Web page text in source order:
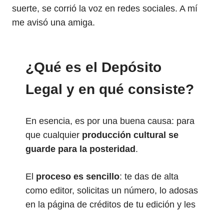
suerte, se corrió la voz en redes sociales. A mí
me avisó una amiga.
¿Qué es el Depósito
Legal y en qué consiste?
En esencia, es por una buena causa: para
que cualquier producción cultural se
guarde para la posteridad .
El proceso es sencillo: te das de alta
como editor, solicitas un número, lo adosas
en la página de créditos de tu edición y les